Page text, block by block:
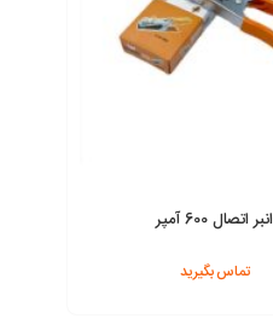
انبر اتصال 600 آمپر
تماس بگیرید